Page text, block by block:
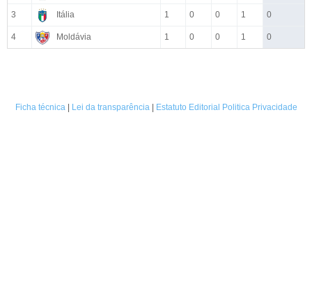
3 Itália 1 0 0 1 0
4 Moldávia 1 0 0 1 0
Ficha técnica| Lei da transparência| Estatuto Editorial Politica Privacidade